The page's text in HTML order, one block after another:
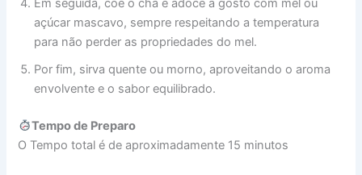
Em seguida, coe o chá e adoce a gosto com mel ou
açúcar mascavo, sempre respeitando a temperatura
para não perder as propriedades do mel.
Por fim, sirva quente ou morno, aproveitando o aroma
envolvente e o sabor equilibrado.
Tempo de Preparo
O Tempo total é de aproximadamente 15 minutos